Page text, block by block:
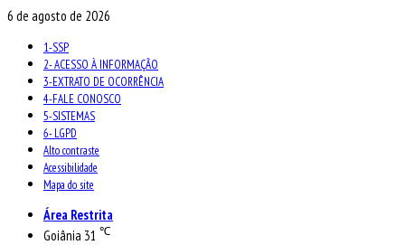
6 de agosto de 2026
1-SSP
2- ACESSO À INFORMAÇÃO
3-EXTRATO DE OCORRÊNCIA
4-FALE CONOSCO
5-SISTEMAS
6- LGPD
Alto contraste
Acessibilidade
Mapa do site
Área Restrita
Goiânia 31 ℃